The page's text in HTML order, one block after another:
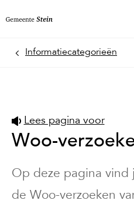
Home
Informatiecategorieën
Lees pagina voor
Woo-
Op deze pagina vind
de Woo-verzoeken